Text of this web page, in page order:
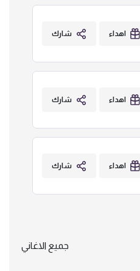
اهداء شارك
اهداء شارك
اهداء شارك
جميع الاغاني